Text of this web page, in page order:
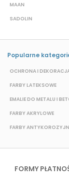
MAAN
SADOLIN
Popularne
OCHRONA I
FARBY LATEKSOWE
EMALIE DO METALU I
FARBY AKRYLOWE
FARBY
FORMY